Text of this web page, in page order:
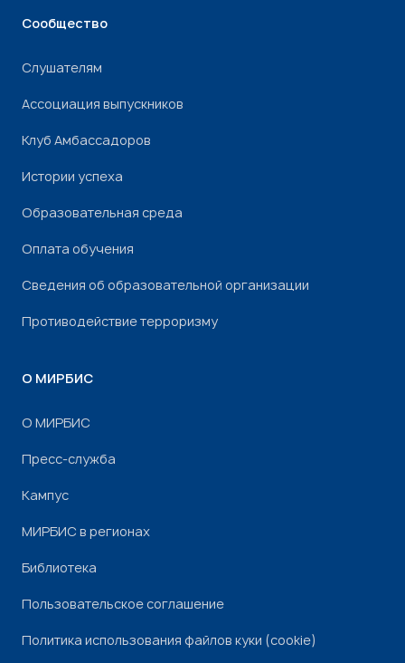
Сообщество
Слушателям
Ассоциация выпускников
Клуб Амбассадоров
Истории успеха
Образовательная среда
Оплата обучения
Сведения об образовательной организации
Противодействие терроризму
О МИРБИС
О МИРБИС
Пресс-служба
Кампус
МИРБИС в регионах
Библиотека
Пользовательское соглашение
Политика использования файлов куки (cookie)